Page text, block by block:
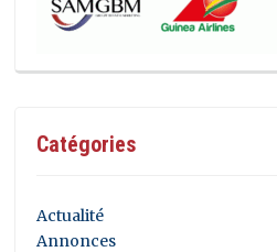
Catégories
Actualité
Annonces